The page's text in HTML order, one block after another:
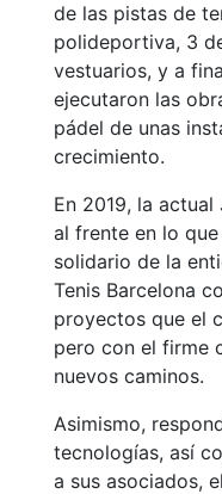
de las pistas de
polideportiva, 3
vestuarios, y a
ejecutaron las
pádel de unas
crecimiento.
En 2019, la
al frente en lo
solidario de la
Tenis Barcelona
proyectos que el
pero con el firme
nuevos caminos.
Asimismo,
tecnologías, así
a sus asociados,